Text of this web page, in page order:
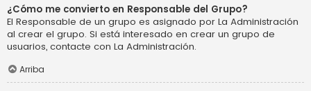
¿Cómo me convierto en Responsable del Grupo?
El Responsable de un grupo es asignado por La Administración
al crear el grupo. Si está interesado en crear un grupo de
usuarios, contacte con La Administración.
Arriba